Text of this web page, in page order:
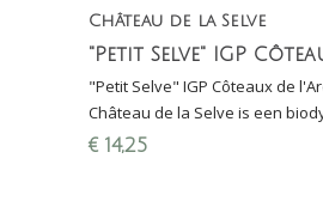
Château de la Selve
"Petit Selve" IGP Côteaux de
Château de la Selve is een
wijn gemaakt van Cinsault,
€ 14,25